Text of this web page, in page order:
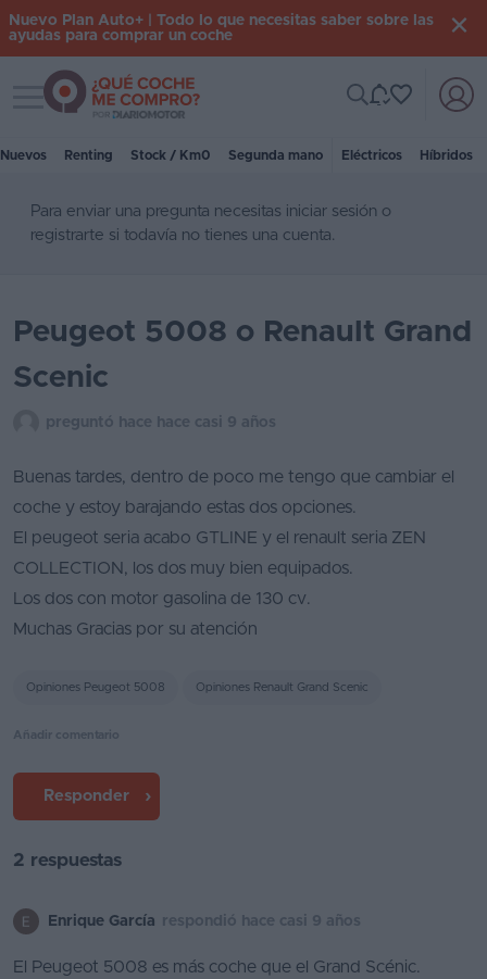
Iniciar
Inicio
Renting
Suscripción
Stock
0
Segunda
mano
Eléctricos
Híbridos
Ofertas
Asistente
Foro
opiniones
Guías
compra
Comparador
Nuevo Plan Auto+ | Todo lo que necesitas saber sobre las
ayudas para comprar un coche
Toggle navigation
Nuevos Renting Stock / Km0 Segunda mano Eléctricos Híbridos
Para enviar una pregunta necesitas iniciar sesión o
registrarte si todavía no tienes una cuenta.
Peugeot 5008 o Renault Grand
Scenic
preguntó hace hace casi 9 años
Buenas tardes, dentro de poco me tengo que cambiar el
coche y estoy barajando estas dos opciones.
El peugeot seria acabo GTLINE y el renault seria ZEN
COLLECTION, los dos muy bien equipados.
Los dos con motor gasolina de 130 cv.
Muchas Gracias por su atención
Opiniones Peugeot 5008 Opiniones Renault Grand Scenic
Añadir comentario
Responder
2 respuestas
Enrique García respondió hace casi 9 años
El Peugeot 5008 es más coche que el Grand Scénic.